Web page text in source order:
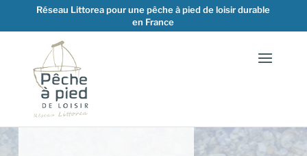
Réseau Littorea pour une pêche à pied de loisir durable
en France